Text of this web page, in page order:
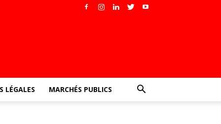
LÉGALES MARCHÉS PUBLICS